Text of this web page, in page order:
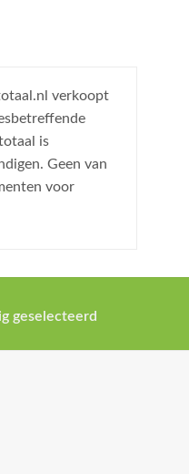
verkoopt
is
Geen van
voor
geselecteerd